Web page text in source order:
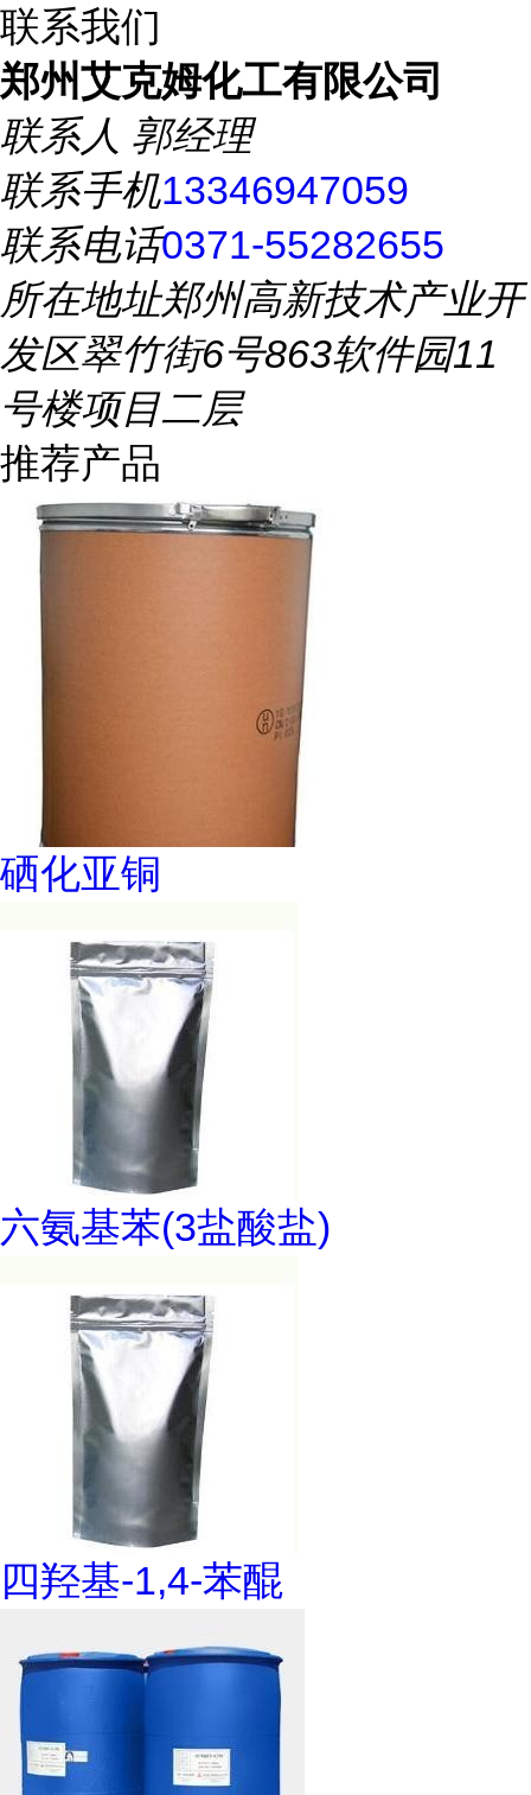
联系我们
郑州艾克姆化工有限公司
联系人 郭经理
联系手机13346947059
联系电话0371-55282655
所在地址郑州高新技术产业开
发区翠竹街6号863软件园11
号楼项目二层
推荐产品
硒化亚铜
六氨基苯(3盐酸盐)
四羟基-1,4-苯醌